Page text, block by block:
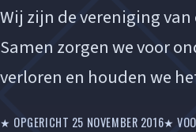
Wij zijn de vereniging
Samen zorgen we voor
verloren en houden we
★ OPGERICHT 25 NOVEMBER 2016★